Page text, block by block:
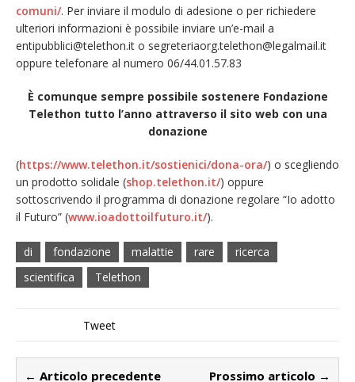
comuni/. Per inviare il modulo di adesione o per richiedere
ulteriori informazioni è possibile inviare un’e-mail a
entipubblici@telethon.it o segreteriaorg.telethon@legalmail.it
oppure telefonare al numero 06/44.01.57.83
È comunque sempre possibile sostenere Fondazione
Telethon tutto l’anno attraverso il sito web con una
donazione
(https://www.telethon.it/sostienici/dona-ora/) o scegliendo
un prodotto solidale (shop.telethon.it/) oppure
sottoscrivendo il programma di donazione regolare “Io adotto
il Futuro” (www.ioadottoilfuturo.it/).
di fondazione malattie rare
ricerca
scientifica
Telethon
Tweet
← Articolo precedente Prossimo articolo →